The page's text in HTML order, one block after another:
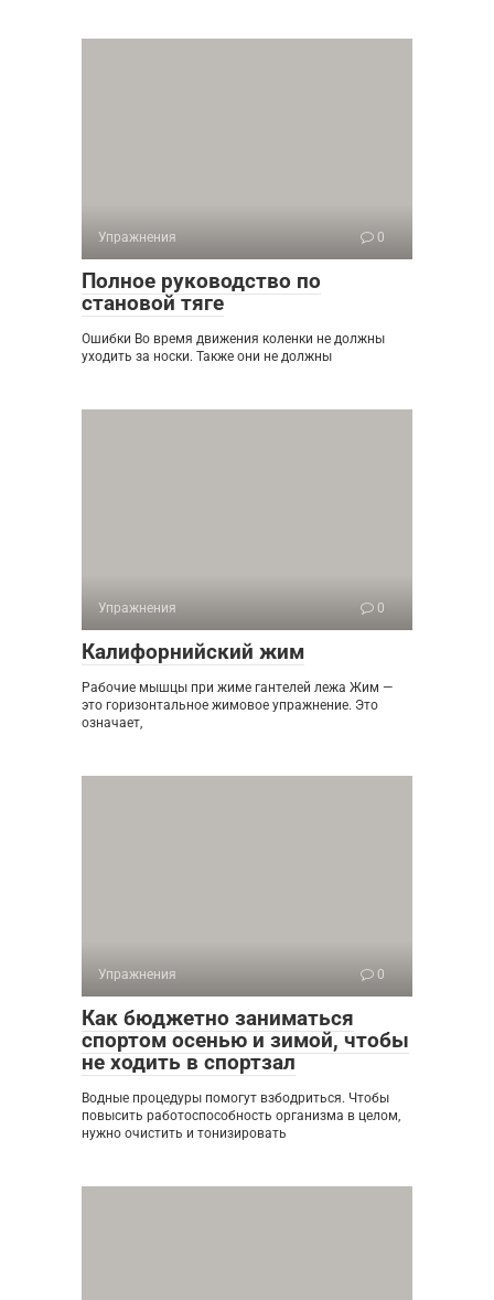
Упражнения 0
Полное руководство по
становой тяге
Ошибки Во время движения коленки не должны
уходить за носки. Также они не должны
Упражнения 0
Калифорнийский жим
Рабочие мышцы при жиме гантелей лежа Жим —
это горизонтальное жимовое упражнение. Это
означает,
Упражнения 0
Как бюджетно заниматься
спортом осенью и зимой, чтобы
не ходить в спортзал
Водные процедуры помогут взбодриться. Чтобы
повысить работоспособность организма в целом,
нужно очистить и тонизировать